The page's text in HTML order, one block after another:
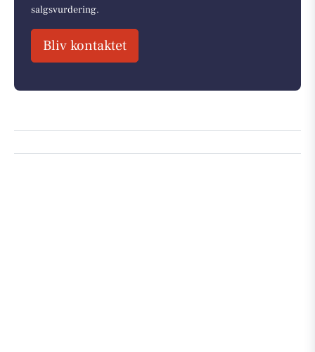
salgsvurdering.
Bliv kontaktet